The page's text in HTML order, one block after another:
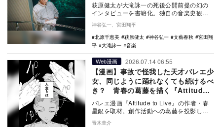
萩原健太が大滝詠一の死後公開前提の幻の
インタビューを書籍化。独自の音楽史観や
私生活、生きた声にこだわった執筆舞台裏
など、大滝への…
神谷弘一、宮田翔平
北原千恵美
萩原健太 神谷弘一 文藝春秋
宮田翔
平
大滝詠一 音楽
Web漫画 2026.07.14 06:55
【漫画】事故で怪我した天才バレエ少
女、同じように踊れなくても続けるべ
き？ 青春の葛藤を描く『Attitude
to Live』
バレエ漫画『Attitude to Live』の作者・春
星銀を取材。創作活動への葛藤を投影した
物語の背景や、手描き感を重視する作…
青木圭介